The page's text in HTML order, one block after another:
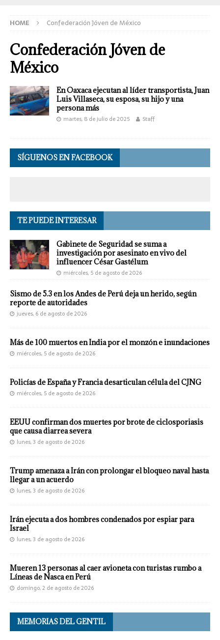
HOME Confederación Jóven de México
Confederación Jóven de
México
En Oaxaca ejecutan al líder transportista, Juan
Luis Villaseca, su esposa, su hijo y una
persona más
martes, 8 de julio de 2025 Staff
SÍGUENOS EN FACEBOOK
TE PUEDE INTERESAR
Gabinete de Seguridad se suma a
investigación por asesinato en vivo del
influencer César Gastélum
miércoles, 5 de agosto de 2026
Sismo de 5.3 en los Andes de Perú deja un herido, según
reporte de autoridades
jueves, 6 de agosto de 2026
Más de 100 muertos en India por el monzón e inundaciones
miércoles, 5 de agosto de 2026
Policías de España y Francia desarticulan célula del CJNG
miércoles, 5 de agosto de 2026
EEUU confirman dos muertes por brote de ciclosporiasis
que causa diarrea severa
lunes, 3 de agosto de 2026
Trump amenaza a Irán con prolongar el bloqueo naval hasta
llegar a un acuerdo
lunes, 3 de agosto de 2026
Irán ejecuta a dos hombres condenados por espiar para
Israel
lunes, 3 de agosto de 2026
Mueren 13 personas al caer avioneta con turistas rumbo a
Líneas de Nasca en Perú
domingo, 2 de agosto de 2026
MEMORIAS DEL GENTIL